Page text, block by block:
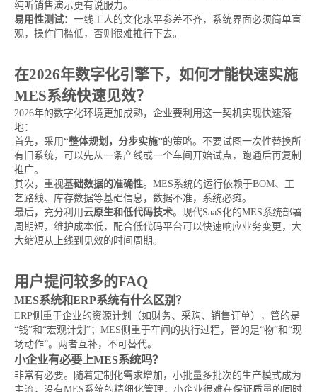
纯听销售演示更有说服力。
易用性测试： 一线工人的文化水平参差不齐，系统界面必须简单直
观，操作门槛低，否则很难推行下去。
在2026年数字化引擎下，如何才能快速实施
MES系统快速见效？
2026年的数字化环境更加成熟，企业要利用这一契机实现快速落
地：
首先，采用“整体规划，分步实施”的策略。不要试图一次性替换所
有旧系统，可以先从一条产线或一个车间开始试点，跑通后再复制
推广。
其次，重视基础数据的准确性。MES系统的运行依赖于BOM、工
艺路线、库存数据等基础信息，数据不准，系统必瘫。
最后，充分利用云原生和低代码技术。现代SaaS化的MES系统部署
周期短，维护成本低，配合低代码平台可以快速响应业务变更，大
大缩短从上线到见效的时间周期。
用户提问较多的FAQ
MES系统和ERP系统有什么区别？
ERP侧重于企业的资源计划（如财务、采购、销售订单），管的是
“钱”和“宏观计划”；MES侧重于车间的执行过程，管的是“物”和“现
场动作”。两者互补，不可替代。
小企业有必要上MES系统吗？
非常有必要。随着定制化需求增加，小批量多批次的生产模式成为
主流，没有MES系统的精细化管理，小企业很难在保证质量的同时